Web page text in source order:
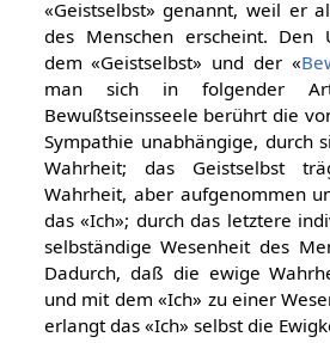
„Der ein «Ich » bildende und als
«Geistselbst» genannt, weil er
des Menschen erscheint. Den
dem «Geistselbst» und der «
man sich in folgender
Bewußtseinsseele berührt die
Sympathie unabhängige, durch
Wahrheit; das Geistselbst
Wahrheit, aber aufgenommen
das «Ich»; durch das letztere
selbständige Wesenheit des
Dadurch, daß die ewige
und mit dem «Ich» zu einer